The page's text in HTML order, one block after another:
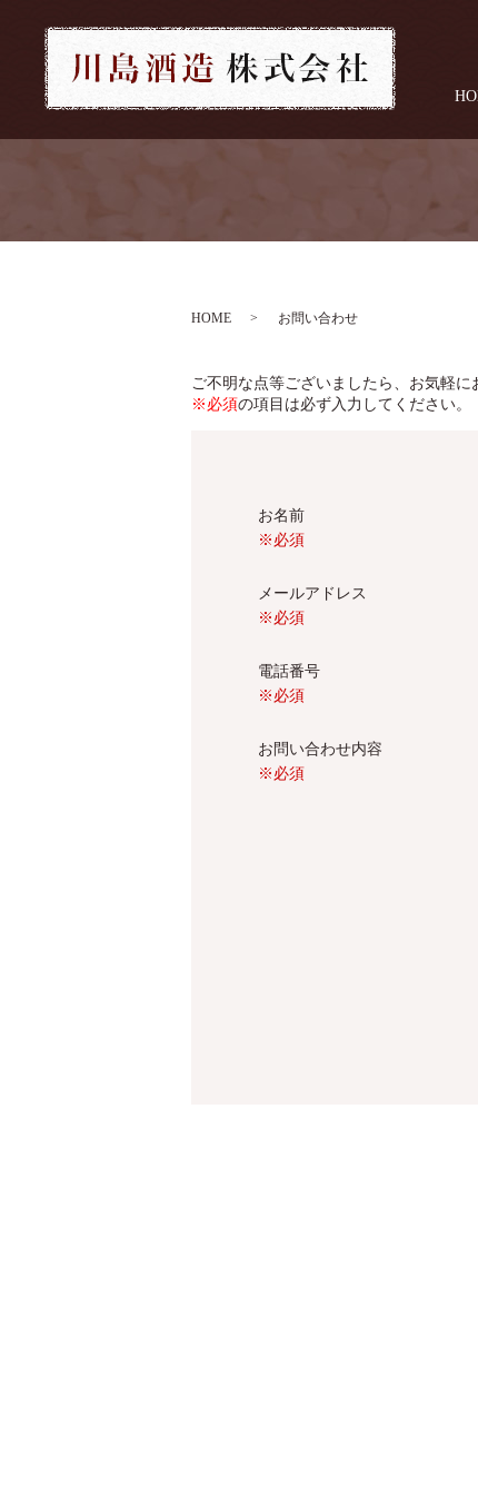
HOME お問い合わせ
ご不明な点等ございましたら、お気軽に
※必須の項目は必ず入力してください。
お名前
※必須
メールアドレス
※必須
電話番号
※必須
お問い合わせ内容
※必須